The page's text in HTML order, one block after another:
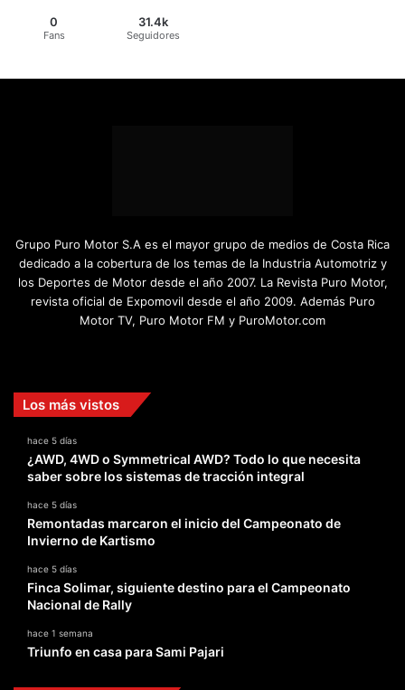
0
Fans
31.4k
Seguidores
Grupo Puro Motor S.A es el mayor grupo de medios de Costa Rica
dedicado a la cobertura de los temas de la Industria Automotriz y
los Deportes de Motor desde el año 2007. La Revista Puro Motor,
revista oficial de Expomovil desde el año 2009. Además Puro
Motor TV, Puro Motor FM y PuroMotor.com
Los más vistos
hace 5 días
¿AWD, 4WD o Symmetrical AWD? Todo lo que necesita
saber sobre los sistemas de tracción integral
hace 5 días
Remontadas marcaron el inicio del Campeonato de
Invierno de Kartismo
hace 5 días
Finca Solimar, siguiente destino para el Campeonato
Nacional de Rally
hace 1 semana
Triunfo en casa para Sami Pajari